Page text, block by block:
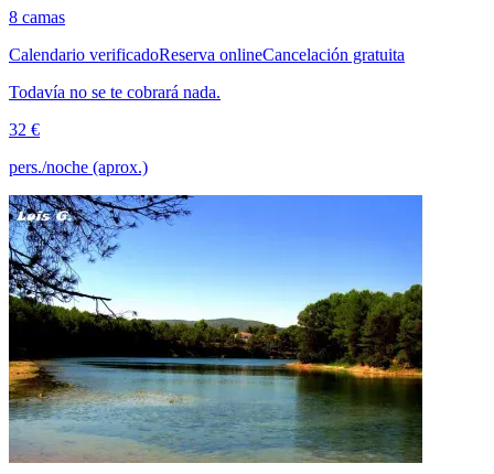
8 camas
Calendario verificadoReserva onlineCancelación gratuita
Todavía no se te cobrará nada.
32 €
pers./noche (aprox.)